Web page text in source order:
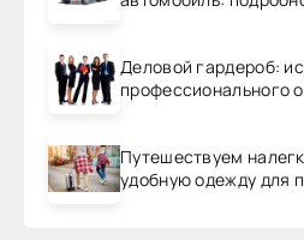
Деловой гардероб:
профессионального
Путешествуем
удобную одежду для